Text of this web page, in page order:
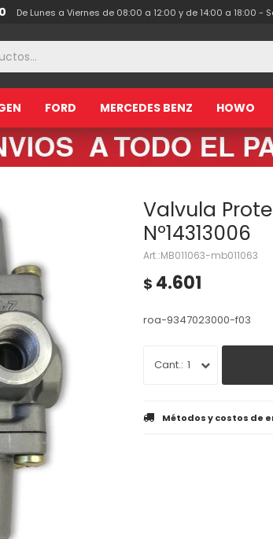
FORD MERCEDES BENZ HOWO
De Lunes a Viernes de 08:00 a 12:00 y de 14:00 a 18:00 -
Valvula
Nº14313006
MB011063-mb011063
$ 4.601
roa-9347023000-f03
1
Métodos y costos de